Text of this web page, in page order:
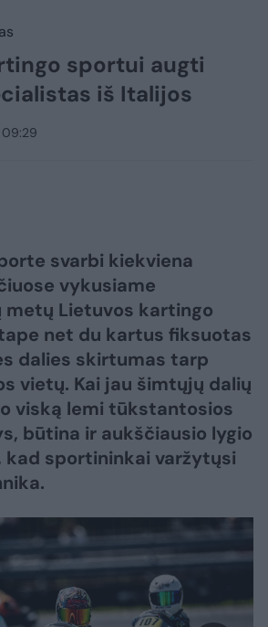
sportui augti
iš Italijos
09:29
svarbi kiekviena
vykusiame
Lietuvos kartingo
net du kartus fiksuotas
dalies skirtumas tarp
vietų. Kai jau šimtųjų dalių
viską lemi tūkstantosios
būtina ir aukščiausio lygio
sportininkai varžytųsi